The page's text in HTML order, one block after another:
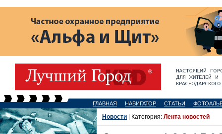
ГЛАВНАЯ НАВИГАТОР СТАТЬИ
Новости | Категория: Лента новостей